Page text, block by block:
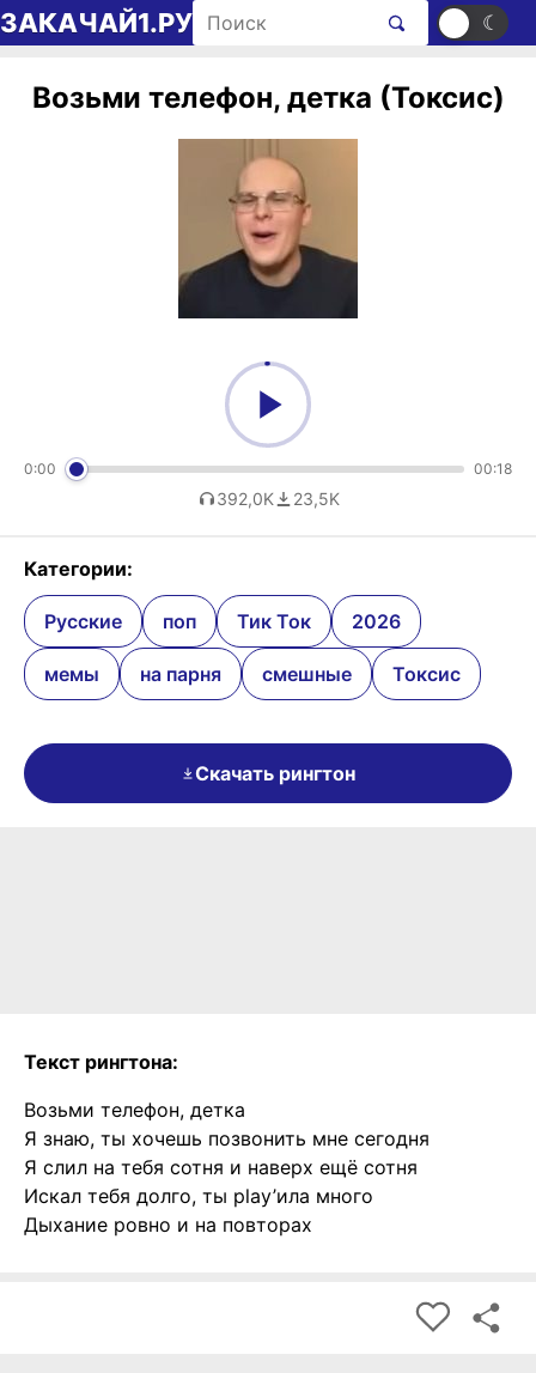
Перейти к содержимому
ЗАКАЧАЙ1.РУ Поиск рингтонов ☀ ☾
Возьми телефон, детка (Токсис)
0:00 00:18
392,0K 23,5K
Категории:
Русские поп Тик Ток 2026
мемы на парня смешные Токсис
Скачать рингтон
Текст рингтона:
Возьми телефон, детка
Я знаю, ты хочешь позвонить мне сегодня
Я слил на тебя сотня и наверх ещё сотня
Искал тебя долго, ты play’ила много
Дыхание ровно и на повторах